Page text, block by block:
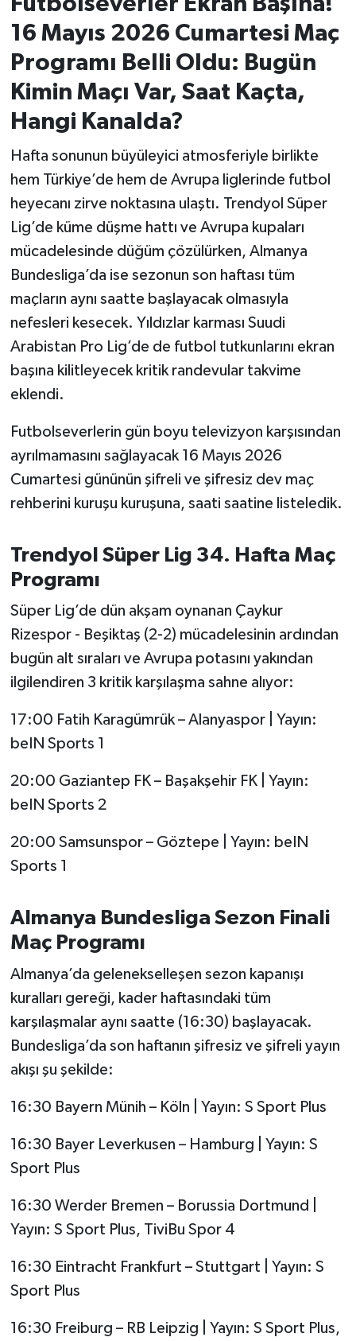
16 Mayıs 2026 Cumartesi Maç
Programı Belli Oldu: Bugün
Kimin Maçı Var, Saat Kaçta,
Hangi Kanalda?
Hafta sonunun büyüleyici atmosferiyle birlikte
hem Türkiye’de hem de Avrupa liglerinde futbol
heyecanı zirve noktasına ulaştı. Trendyol Süper
Lig’de küme düşme hattı ve Avrupa kupaları
mücadelesinde düğüm çözülürken, Almanya
Bundesliga’da ise sezonun son haftası tüm
maçların aynı saatte başlayacak olmasıyla
nefesleri kesecek. Yıldızlar karması Suudi
Arabistan Pro Lig’de de futbol tutkunlarını ekran
başına kilitleyecek kritik randevular takvime
eklendi.
Futbolseverlerin gün boyu televizyon karşısından
ayrılmamasını sağlayacak 16 Mayıs 2026
Cumartesi gününün şifreli ve şifresiz dev maç
rehberini kuruşu kuruşuna, saati saatine listeledik.
Trendyol Süper Lig 34. Hafta Maç
Programı
Süper Lig’de dün akşam oynanan Çaykur
Rizespor - Beşiktaş (2-2) mücadelesinin ardından
bugün alt sıraları ve Avrupa potasını yakından
ilgilendiren 3 kritik karşılaşma sahne alıyor:
17:00 Fatih Karagümrük – Alanyaspor | Yayın:
beIN Sports 1
20:00 Gaziantep FK – Başakşehir FK | Yayın:
beIN Sports 2
20:00 Samsunspor – Göztepe | Yayın: beIN
Sports 1
Almanya Bundesliga Sezon Finali
Maç Programı
Almanya’da gelenekselleşen sezon kapanışı
kuralları gereği, kader haftasındaki tüm
karşılaşmalar aynı saatte (16:30) başlayacak.
Bundesliga’da son haftanın şifresiz ve şifreli yayın
akışı şu şekilde:
16:30 Bayern Münih – Köln | Yayın: S Sport Plus
16:30 Bayer Leverkusen – Hamburg | Yayın: S
Sport Plus
16:30 Werder Bremen – Borussia Dortmund |
Yayın: S Sport Plus, TiviBu Spor 4
16:30 Eintracht Frankfurt – Stuttgart | Yayın: S
Sport Plus
16:30 Freiburg – RB Leipzig | Yayın: S Sport Plus,
İvrindi
KENT GÜNDEMİ
Kepsut
KÜLTÜR-SANAT
MAGAZİN
Manyas
OLAY
OTOMOTİV
Resmi İlanlar
Savaştepe
SİYASET
Sındırgı
SPOR
SÜRMANŞET
Susurluk
TEKNOLOJİ
Trend
VİZYONDAKİLER
YAŞAM